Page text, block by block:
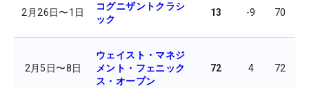
2月26日〜1日
コグニザントクラシ
ック
13 -9 70
2月5日〜8日
ウェイスト・マネジ
メント・フェニック
ス・オープン
72 4 72